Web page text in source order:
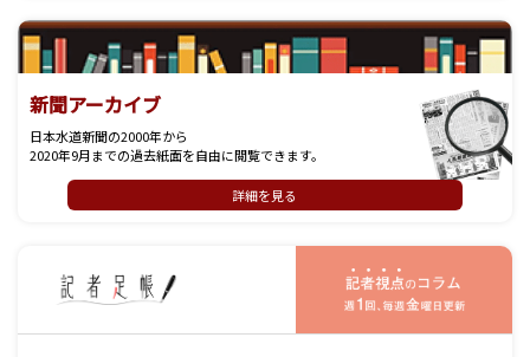
新聞アーカイブ
日本水道新聞の2000年から
2020年9月までの過去紙面を自由に閲覧できます。
詳細を見る